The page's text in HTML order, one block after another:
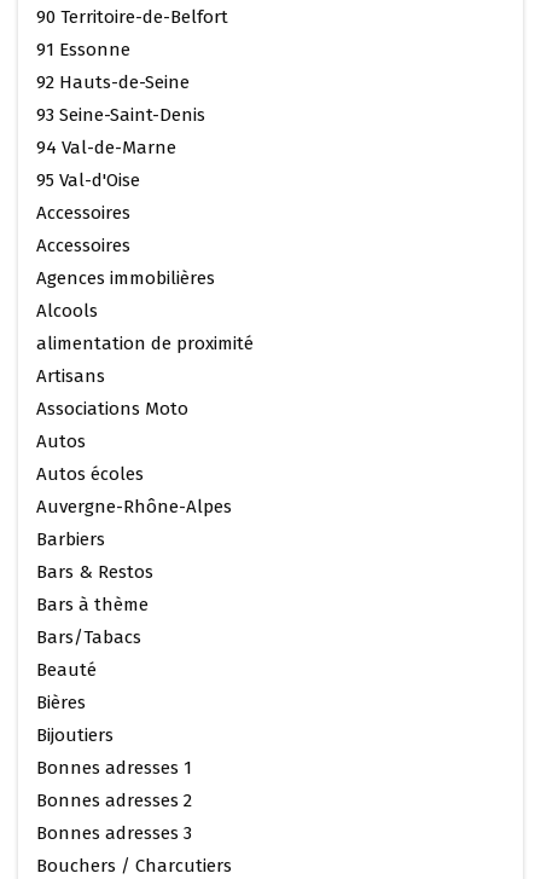
90 Territoire-de-Belfort
91 Essonne
92 Hauts-de-Seine
93 Seine-Saint-Denis
94 Val-de-Marne
95 Val-d'Oise
Accessoires
Accessoires
Agences immobilières
Alcools
alimentation de proximité
Artisans
Associations Moto
Autos
Autos écoles
Auvergne-Rhône-Alpes
Barbiers
Bars & Restos
Bars à thème
Bars/Tabacs
Beauté
Bières
Bijoutiers
Bonnes adresses 1
Bonnes adresses 2
Bonnes adresses 3
Bouchers / Charcutiers